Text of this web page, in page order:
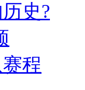
史?
程